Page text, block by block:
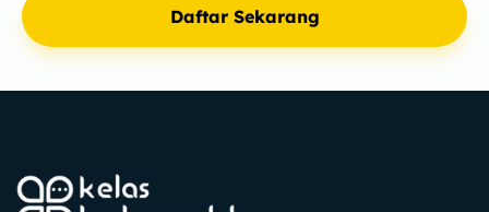
Daftar Sekarang